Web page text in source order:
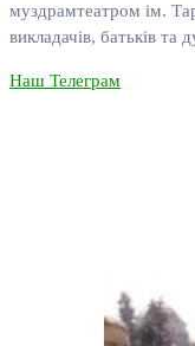
муздрамтеатром ім.
викладачів, батьків та
Наш Телеграм